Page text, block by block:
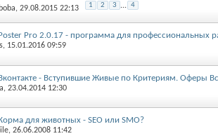
, 29.08.2015 22:13 1 2 3 ... 4
Poster Pro 2.0.17 - программа для профессиональных
, 15.01.2016 09:59
- Вступившие Живые по Критериям. Оферы
, 23.04.2014 12:30
Корма для животных - SEO или SMO?
, 26.06.2008 11:42